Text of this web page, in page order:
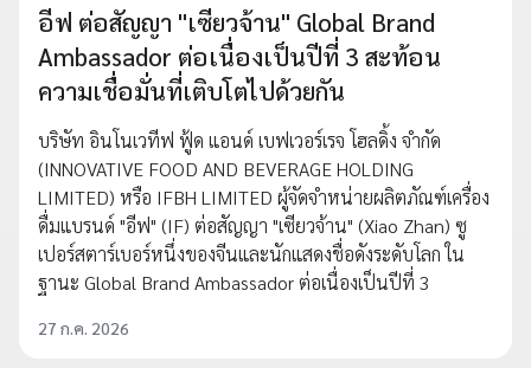
อีฟ ต่อสัญญา "เซียวจ้าน" Global Brand
Ambassador ต่อเนื่องเป็นปีที่ 3 สะท้อน
ความเชื่อมั่นที่เติบโตไปด้วยกัน
บริษัท อินโนเวทีฟ ฟู้ด แอนด์ เบฟเวอร์เรจ โฮลดิ้ง จำกัด
(INNOVATIVE FOOD AND BEVERAGE HOLDING
LIMITED) หรือ IFBH LIMITED ผู้จัดจำหน่ายผลิตภัณฑ์เครื่อง
ดื่มแบรนด์ "อีฟ" (IF) ต่อสัญญา "เซียวจ้าน" (Xiao Zhan) ซู
เปอร์สตาร์เบอร์หนึ่งของจีนและนักแสดงชื่อดังระดับโลก ใน
ฐานะ Global Brand Ambassador ต่อเนื่องเป็นปีที่ 3
27 ก.ค. 2026